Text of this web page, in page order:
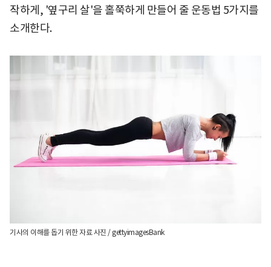
작하게, '옆구리 살'을 홀쭉하게 만들어 줄 운동법 5가지를
소개한다.
기사의 이해를 돕기 위한 자료 사진 / gettyimagesBank